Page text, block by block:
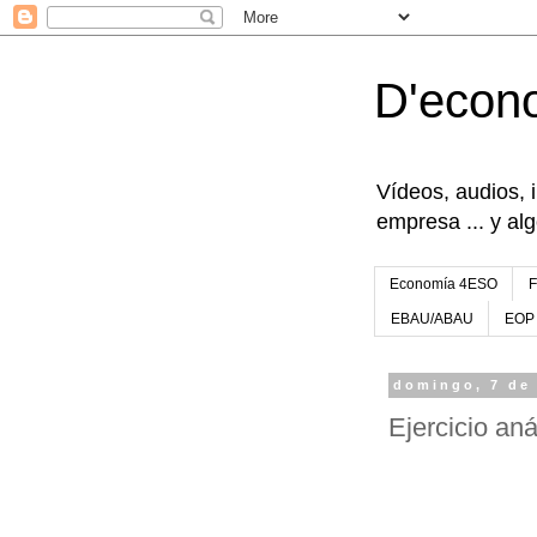
Vídeos, audios,
empresa ... y
Economía 4ESO
EBAU/ABAU EOP
domingo, 7 de
Ejercicio